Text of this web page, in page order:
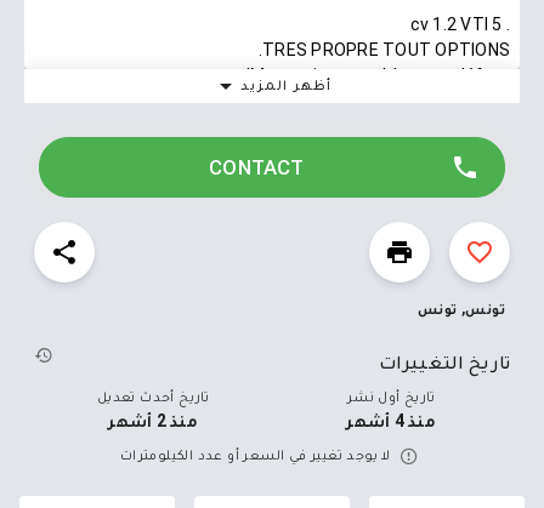
TRES PROPRE TOUT OPTIONS.
Moteur impeccable sans défaut!
voiture propre (phase 2)
automatique écran tactile rétroviseur rabattable
détecteur lumière jante 17 pouces )
أظهر المزيد
CONTACT
تونس, تونس
تاريخ التغييرات
تاريخ أول نشر
منذ 4 أشهر
تاريخ أحدث تعديل
منذ 2 أشهر
لا يوجد تغيير في السعر أو عدد الكيلومترات